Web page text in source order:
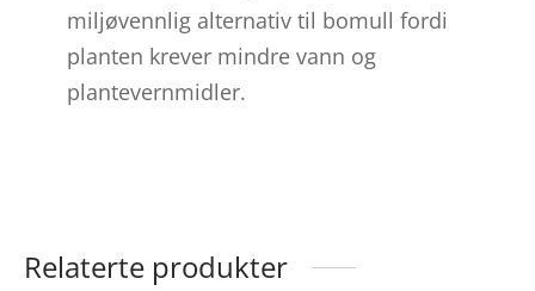
miljøvennlig alternativ til bomull fordi
planten krever mindre vann og
plantevernmidler.
Relaterte produkter